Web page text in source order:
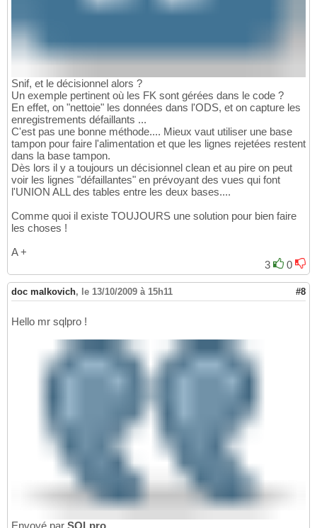
Snif, et le décisionnel alors ?
Un exemple pertinent où les FK sont gérées dans le code ?
En effet, on "nettoie" les données dans l'ODS, et on capture les
enregistrements défaillants ...
C'est pas une bonne méthode.... Mieux vaut utiliser une base
tampon pour faire l'alimentation et que les lignes rejetées restent
dans la base tampon.
Dès lors il y a toujours un décisionnel clean et au pire on peut
voir les lignes "défaillantes" en prévoyant des vues qui font
l'UNION ALL des tables entre les deux bases....
Comme quoi il existe TOUJOURS une solution pour bien faire
les choses !
A +
3
0
doc malkovich, le 13/10/2009 à 15h11 #8
Hello mr sqlpro !